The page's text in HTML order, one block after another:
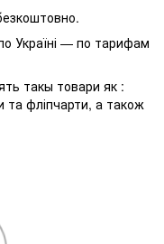
Україні — по тарифам
такы товари як :
та фліпчарти, а також